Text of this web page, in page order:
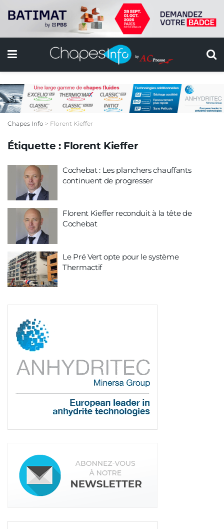
Chapes Info > Florent Kieffer
Étiquette : Florent Kieffer
Cochebat : Les planchers chauffants
continuent de progresser
Florent Kieffer reconduit à la tête de
Cochebat
Le Pré Vert opte pour le système
Thermactif